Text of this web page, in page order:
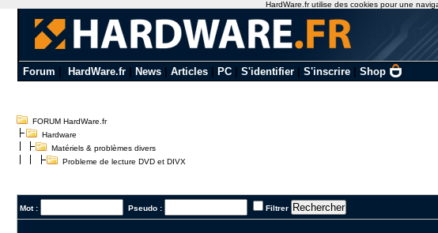
Forum HardWare.fr| News| Articles| PC| S'identifier| S'inscrire| Shop
FORUM HardWare.fr
Hardware
Matériels & problèmes divers
Probleme de lecture DVD et DIVX
Mot : Pseudo : Filtrer
HardWare.fr utilise des cookies pour une